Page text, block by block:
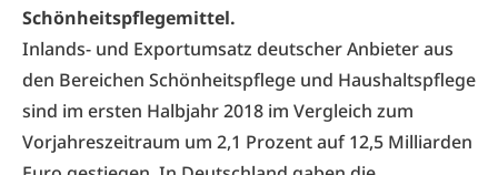
Schönheitspflegemittel.
Inlands- und Exportumsatz deutscher Anbieter aus
den Bereichen Schönheitspflege und Haushaltspflege
sind im ersten Halbjahr 2018 im Vergleich zum
Vorjahreszeitraum um 2,1 Prozent auf 12,5 Milliarden